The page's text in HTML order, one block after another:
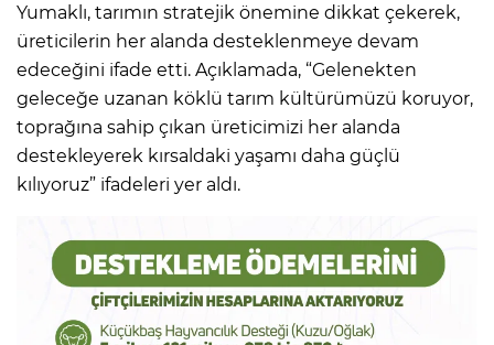
Yumaklı, tarımın stratejik önemine dikkat çekerek,
üreticilerin her alanda desteklenmeye devam
edeceğini ifade etti. Açıklamada, “Gelenekten
geleceğe uzanan köklü tarım kültürümüzü koruyor,
toprağına sahip çıkan üreticimizi her alanda
destekleyerek kırsaldaki yaşamı daha güçlü
kılıyoruz” ifadeleri yer aldı.